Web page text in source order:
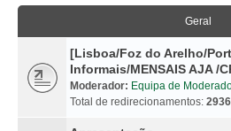
Geral
[Lisboa/Foz do Arelho/
Informais/MENSAIS AJA /
Moderador: Equipa de
Total de redirecionamentos: